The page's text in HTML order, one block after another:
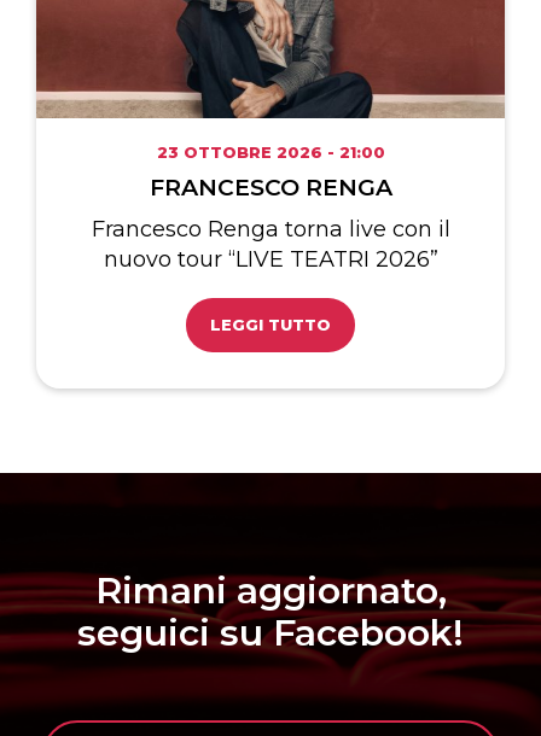
23 OTTOBRE 2026 - 21:00
FRANCESCO RENGA
Francesco Renga torna live con il
nuovo tour “LIVE TEATRI 2026”
LEGGI TUTTO
Rimani aggiornato,
seguici su Facebook!